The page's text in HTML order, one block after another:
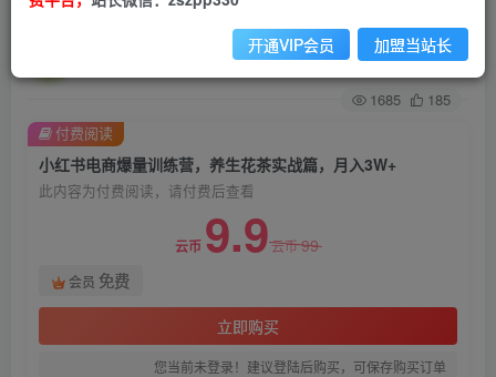
关注 私信
1685 185
小红书电商爆量训练营，养生花茶实战篇，月入3W+
此内容为付费阅读，请付费后查看
云币 9.9云币99
会员 免费
立即购买
您当前未登录！建议登陆后购买，可保存购买订单
付费阅读
开通VIP会员 加盟当站长